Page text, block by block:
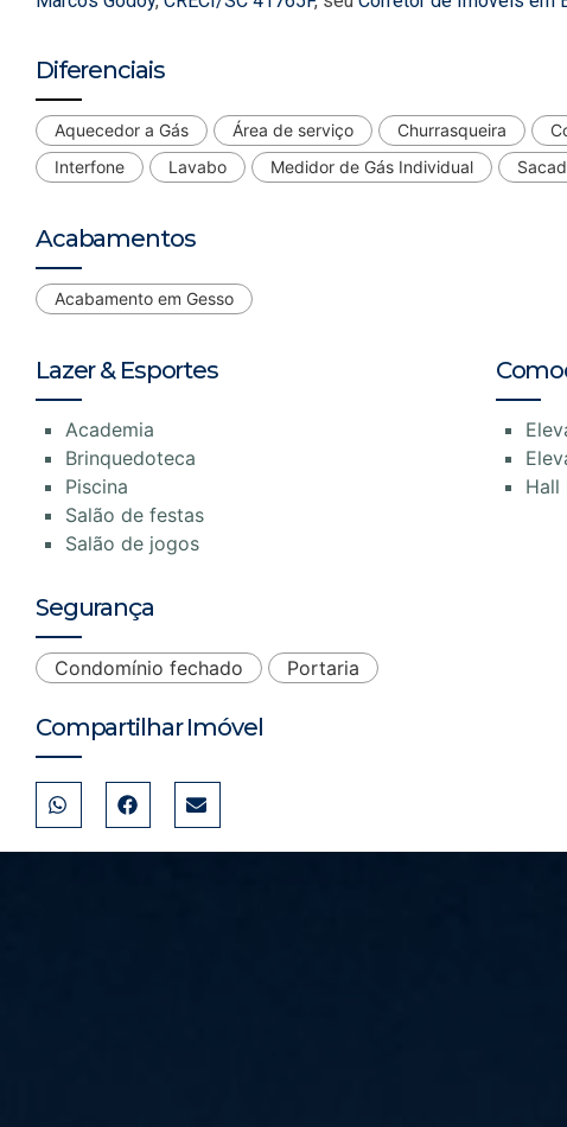
Diferenciais
Aquecedor a Gás Área de serviço Churrasqueira
Interfone
Lavabo Medidor de Gás Individual
Acabamentos
Acabamento em Gesso
Lazer & Esportes
Academia
Brinquedoteca
Piscina
Salão de festas
Salão de jogos
Hall
Segurança
Condomínio fechado Portaria
Compartilhar Imóvel